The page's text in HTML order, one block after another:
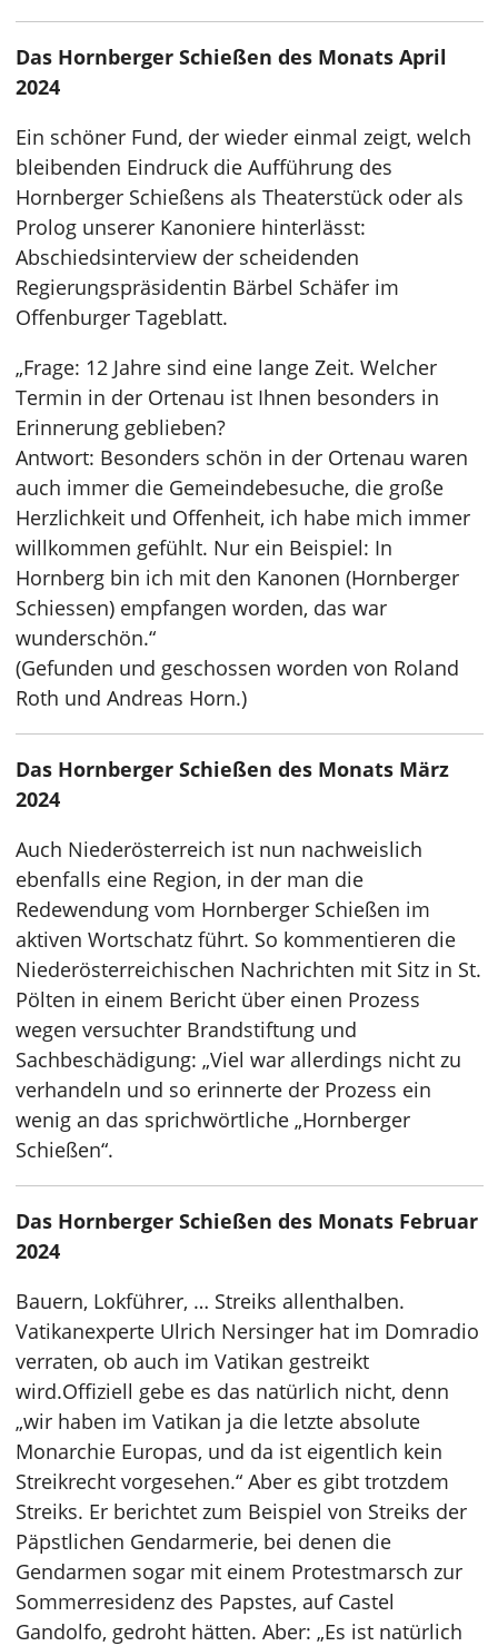
Das Hornberger Schießen des Monats April
2024
Ein schöner Fund, der wieder einmal zeigt, welch
bleibenden Eindruck die Aufführung des
Hornberger Schießens als Theaterstück oder als
Prolog unserer Kanoniere hinterlässt:
Abschiedsinterview der scheidenden
Regierungspräsidentin Bärbel Schäfer im
Offenburger Tageblatt.
„Frage: 12 Jahre sind eine lange Zeit. Welcher
Termin in der Ortenau ist Ihnen besonders in
Erinnerung geblieben?
Antwort: Besonders schön in der Ortenau waren
auch immer die Gemeindebesuche, die große
Herzlichkeit und Offenheit, ich habe mich immer
willkommen gefühlt. Nur ein Beispiel: In
Hornberg bin ich mit den Kanonen (Hornberger
Schiessen) empfangen worden, das war
wunderschön.“
(Gefunden und geschossen worden von Roland
Roth und Andreas Horn.)
Das Hornberger Schießen des Monats März
2024
Auch Niederösterreich ist nun nachweislich
ebenfalls eine Region, in der man die
Redewendung vom Hornberger Schießen im
aktiven Wortschatz führt. So kommentieren die
Niederösterreichischen Nachrichten mit Sitz in St.
Pölten in einem Bericht über einen Prozess
wegen versuchter Brandstiftung und
Sachbeschädigung: „Viel war allerdings nicht zu
verhandeln und so erinnerte der Prozess ein
wenig an das sprichwörtliche „Hornberger
Schießen“.
Das Hornberger Schießen des Monats Februar
2024
Bauern, Lokführer, … Streiks allenthalben.
Vatikanexperte Ulrich Nersinger hat im Domradio
verraten, ob auch im Vatikan gestreikt
wird.Offiziell gebe es das natürlich nicht, denn
„wir haben im Vatikan ja die letzte absolute
Monarchie Europas, und da ist eigentlich kein
Streikrecht vorgesehen.“ Aber es gibt trotzdem
Streiks. Er berichtet zum Beispiel von Streiks der
Päpstlichen Gendarmerie, bei denen die
Gendarmen sogar mit einem Protestmarsch zur
Sommerresidenz des Papstes, auf Castel
Gandolfo, gedroht hätten. Aber: „Es ist natürlich